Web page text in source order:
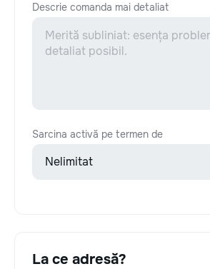
Descrie comanda mai detaliat
Sarcina activă pe termen de
La ce adresă?